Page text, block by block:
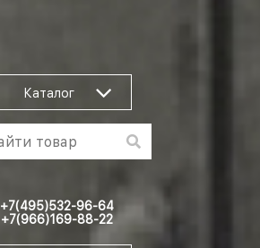
Каталог
+7(495)532-96-64
+7(966)169-88-22